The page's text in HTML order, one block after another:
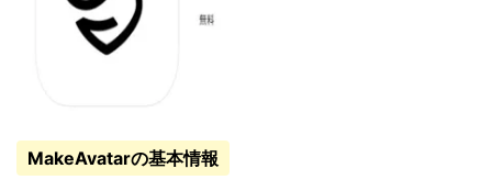
MakeAvatarの基本情報